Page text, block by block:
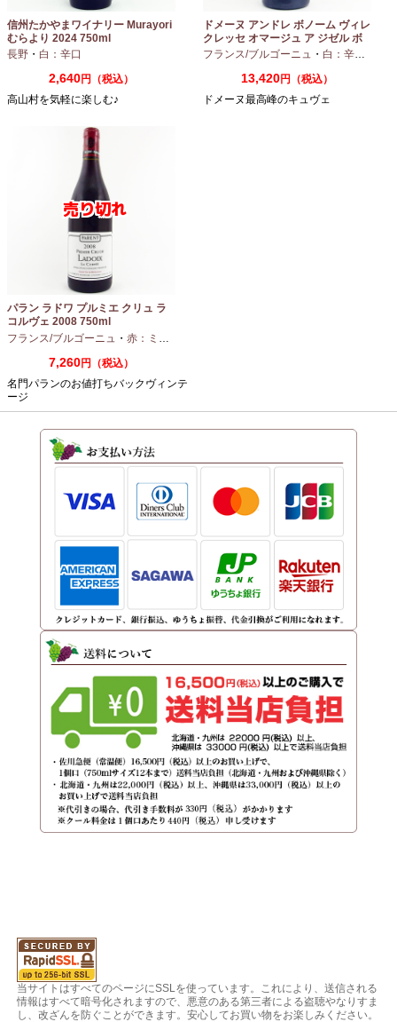
信州たかやまワイナリー Murayori
むらより 2024 750ml
長野 ・ 白：辛口
2,640円（税込）
高山村を気軽に楽しむ♪
ドメーヌ アンドレ ボノーム ヴィレ
クレッセ オマージュ ア ジゼル ボ
ノーム 2023 750ml
フランス/ブルゴーニュ ・ 白：辛口
13,420円（税込）
ドメーヌ最高峰のキュヴェ
パラン ラドワ プルミエ クリュ ラ
コルヴェ 2008 750ml
フランス/ブルゴーニュ ・ 赤：ミディアムボディ
7,260円（税込）
名門パランのお値打ちバックヴィンテ
ージ
当サイトはすべてのページにSSLを使っています。これにより、送信される
情報はすべて暗号化されますので、悪意のある第三者による盗聴やなりすま
し、改ざんを防ぐことができます。安心してお買い物をお楽しみください。